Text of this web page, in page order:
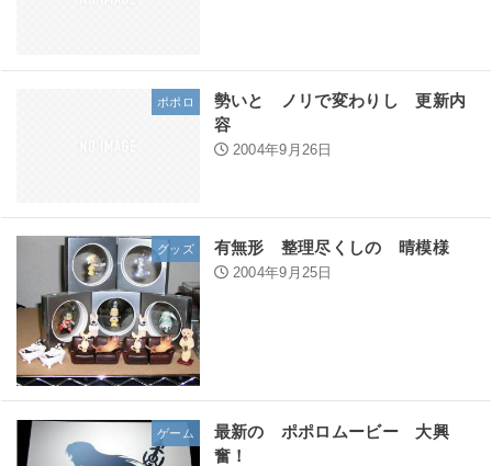
ポポロ
勢いと ノリで変わりし 更新内
容
2004年9月26日
グッズ 有無形 整理尽くしの 晴模様
2004年9月25日
ゲーム
最新の ポポロムービー 大興
奮！